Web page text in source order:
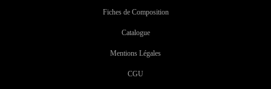
Fiches de Composition
Catalogue
Mentions Légales
CGU